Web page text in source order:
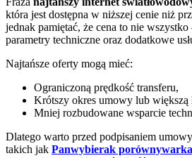
która jest dostępna w niższej cenie niż
jednak pamiętać, że cena to nie
parametry techniczne oraz dodatkowe
Najtańsze oferty mogą mieć:
Ograniczoną prędkość transferu,
Krótszy okres umowy lub większą
Mniej rozbudowane wsparcie
Dlatego warto przed podpisaniem
takich jak Panwybierak